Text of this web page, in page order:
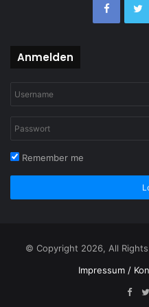
Anmelden
Remember me
© Copyright 2026, All
Impressum /